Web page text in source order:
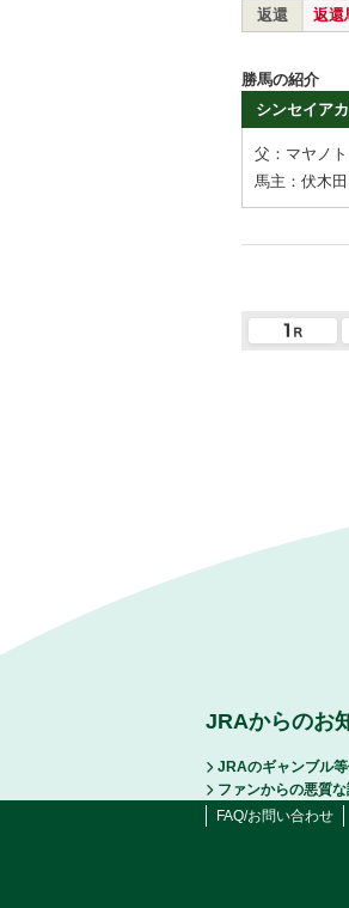
返還 返
勝馬の紹介
シンセイア
父：マヤノ
馬主：伏木
JRAからのお
JRAのギャンブル
ファンからの悪質
FAQ/お問い合わせ